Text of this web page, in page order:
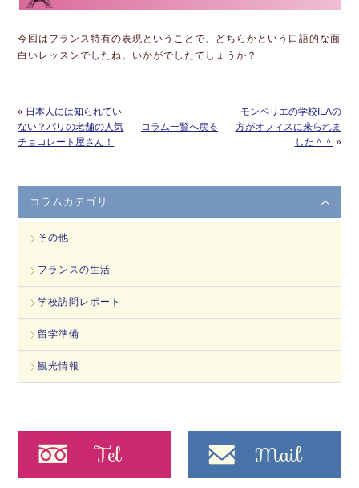
今回はフランス特有の表現ということで、どちらかという口語的な面
白いレッスンでしたね。いかがでしたでしょうか？
« 日本人には知られてい
ない？パリの老舗の人気
チョコレート屋さん！
コラム一覧へ戻る
モンペリエの学校ILAの
方がオフィスに来られま
した＾＾ »
コラムカテゴリ
その他
フランスの生活
学校訪問レポート
留学準備
観光情報